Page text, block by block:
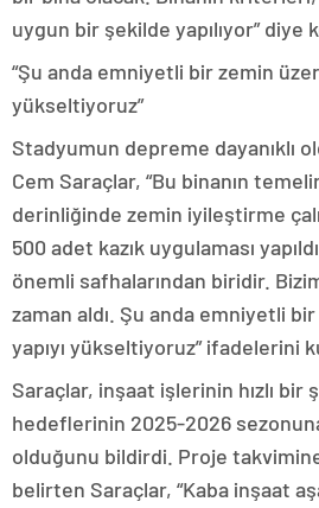
uygun bir şekilde yapılıyor” diye
“Şu anda emniyetli bir zemin
yükseltiyoruz”
Stadyumun depreme dayanıklı
Cem Saraçlar, “Bu binanın
derinliğinde zemin iyileştirme
500 adet kazık uygulaması
önemli safhalarından biridir.
zaman aldı. Şu anda emniyetli
yapıyı yükseltiyoruz” ifadelerini
Saraçlar, inşaat işlerinin hızlı
hedeflerinin 2025-2026
olduğunu bildirdi. Proje
belirten Saraçlar, “Kaba inşaat